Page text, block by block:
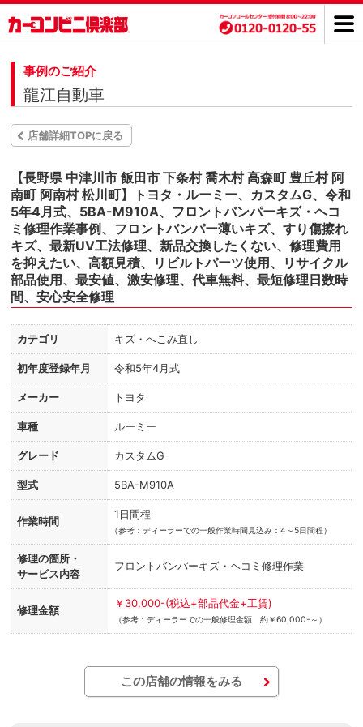
事例のご紹介
龍江自動車
店舗詳細TOPに戻る
【長野県 中津川市 飯田市 下条村 喬木村 高森町 豊丘村 阿
南町 阿南村 松川町】トヨタ・ルーミー、カスタムG、令和
5年4月式、5BA-M910A、フロントバンパーキズ・ヘコ
ミ修理作業事例、フロントバンパー薄いキズ、すり傷擦れ
キズ、最新UV工法修理、新品交換したくない、修理費用
を抑えたい、高額見積、リビルトパーツ使用、リサイクル
部品使用、最安値、激安修理、代車無料、最短修理日数時
間、安心安全修理
カテゴリ キズ・へこみ直し
初年度登録年月 令和5年4月式
メーカー トヨタ
車種 ルーミー
グレード カスタムG
型式 5BA-M910A
作業時間
1日間程
（参考：ディーラーでの一般作業時間見込み：4～5日間程）
修理の箇所・
サービス内容
フロントバンパーキズ・ヘコミ修理作業
修理金額
￥30,000-(税込+部品代金+工賃)
（参考：ディーラーでの一般修理金額 約￥60,000-～）
この店舗の情報をみる